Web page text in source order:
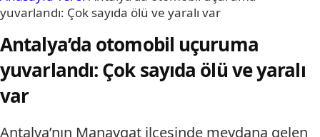
yuvarlandı: Çok sayıda ölü ve yaralı var
Antalya’da otomobil uçuruma
yuvarlandı: Çok sayıda ölü ve yaralı
var
Antalya’nın Manavgat ilçesinde meydana gelen